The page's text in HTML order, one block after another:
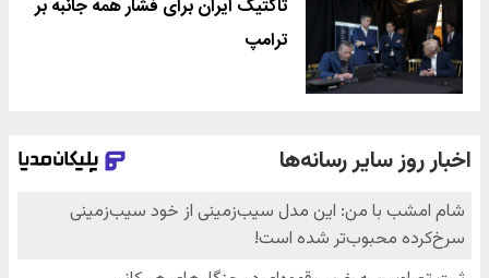
تاکتیک ایران برای فشار همه جانبه بر
ترامپ